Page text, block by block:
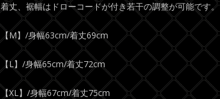
着丈、裾幅はドローコードが付き若干の調整が可能です。
【M】/身幅63cm/着丈69cm
【L】/身幅65cm/着丈72cm
【XL】/身幅67cm/着丈75cm